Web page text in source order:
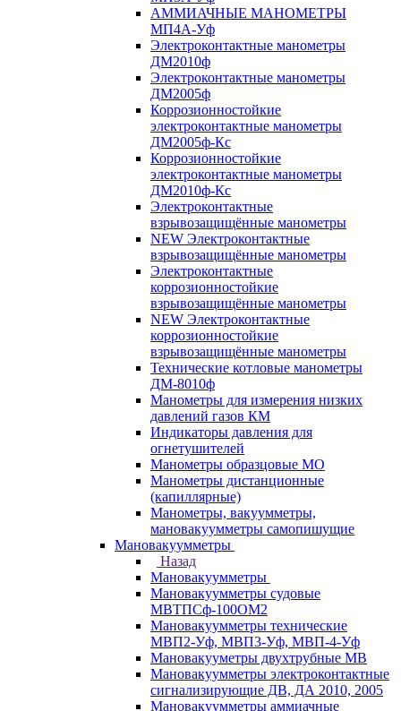
АММИАЧНЫЕ МАНОМЕТРЫ
МП4А-Уф
Электроконтактные манометры
ДМ2010ф
Электроконтактные манометры
ДМ2005ф
Коррозионностойкие
электроконтактные манометры
ДМ2005ф-Кс
Коррозионностойкие
электроконтактные манометры
ДМ2010ф-Кс
Электроконтактные
взрывозащищённые манометры
NEW Электроконтактные
взрывозащищённые манометры
Электроконтактные
коррозионностойкие
взрывозащищённые манометры
NEW Электроконтактные
коррозионностойкие
взрывозащищённые манометры
Технические котловые манометры
ДМ-8010ф
Манометры для измерения низких
давлений газов КМ
Индикаторы давления для
огнетушителей
Манометры образцовые МО
Манометры дистанционные
(капиллярные)
Манометры, вакуумметры,
мановакуумметры самопишущие
Мановакуумметры
Назад
Мановакуумметры
Мановакуумметры судовые
МВТПСф-100ОМ2
Мановакуумметры технические
МВП2-Уф, МВП3-Уф, МВП-4-Уф
Мановакууметры двухтрубные МВ
Мановакуумметры электроконтактные
сигнализирующие ДВ, ДА 2010, 2005
Мановакуумметры аммиачные